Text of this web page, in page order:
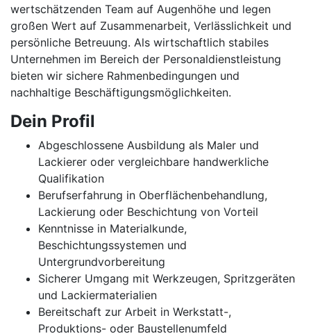
wertschätzenden Team auf Augenhöhe und legen
großen Wert auf Zusammenarbeit, Verlässlichkeit und
persönliche Betreuung. Als wirtschaftlich stabiles
Unternehmen im Bereich der Personaldienstleistung
bieten wir sichere Rahmenbedingungen und
nachhaltige Beschäftigungsmöglichkeiten.
Dein Profil
Abgeschlossene Ausbildung als Maler und
Lackierer oder vergleichbare handwerkliche
Qualifikation
Berufserfahrung in Oberflächenbehandlung,
Lackierung oder Beschichtung von Vorteil
Kenntnisse in Materialkunde,
Beschichtungssystemen und
Untergrundvorbereitung
Sicherer Umgang mit Werkzeugen, Spritzgeräten
und Lackiermaterialien
Bereitschaft zur Arbeit in Werkstatt-,
Produktions- oder Baustellenumfeld